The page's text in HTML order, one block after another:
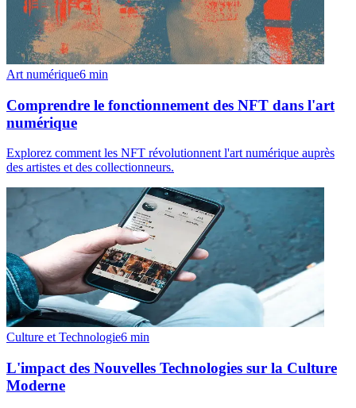
Art numérique6 min
Comprendre le fonctionnement des NFT dans l'art
numérique
Explorez comment les NFT révolutionnent l'art numérique auprès
des artistes et des collectionneurs.
Culture et Technologie6 min
L'impact des Nouvelles Technologies sur la Culture
Moderne